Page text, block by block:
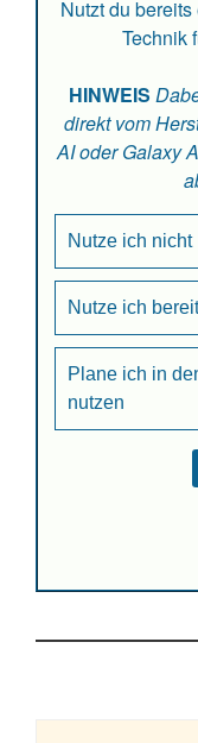
Nutzt du
Technik
HINWEIS
direkt vom
AI oder Galaxy
Nutze ich nicht
Nutze ich
Plane ich in
nutzen